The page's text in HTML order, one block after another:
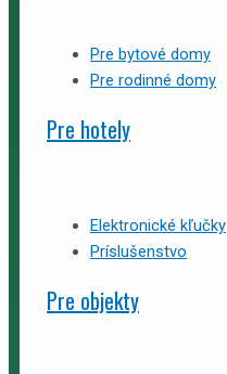
Pre bytové domy
Pre rodinné domy
Pre hotely
Elektronické kľučky
Príslušenstvo
Pre objekty